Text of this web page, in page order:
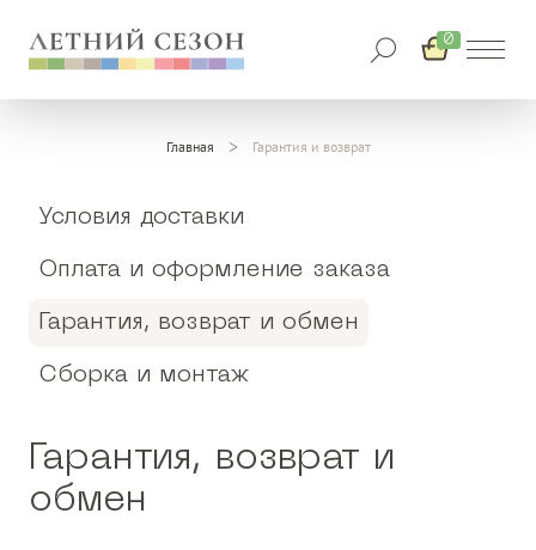
0
Главная Гарантия и возврат
Условия доставки
Оплата и оформление заказа
Гарантия, возврат и обмен
Сборка и монтаж
Гарантия, возврат и
обмен